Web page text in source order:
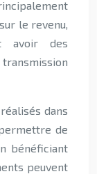
le revenu,
avoir des
dans
de
bénéficiant
peuvent